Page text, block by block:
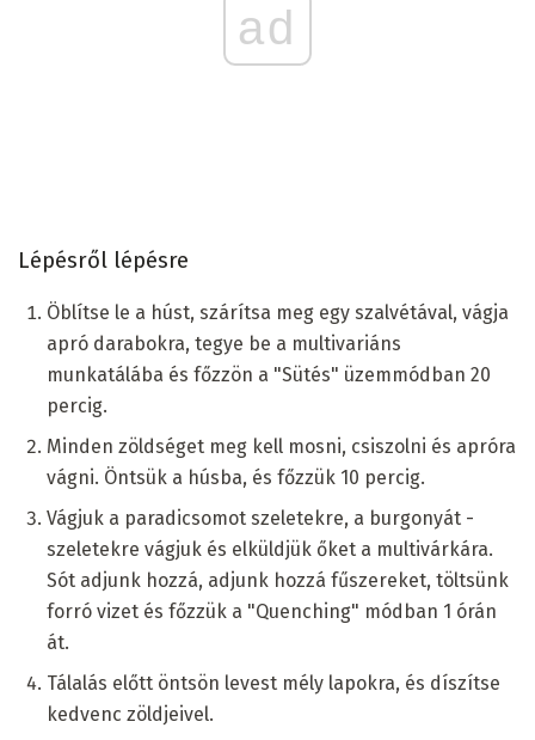
ad
Lépésről lépésre
Öblítse le a húst, szárítsa meg egy szalvétával, vágja
apró darabokra, tegye be a multivariáns
munkatálába és főzzön a "Sütés" üzemmódban 20
percig.
Minden zöldséget meg kell mosni, csiszolni és apróra
vágni. Öntsük a húsba, és főzzük 10 percig.
Vágjuk a paradicsomot szeletekre, a burgonyát -
szeletekre vágjuk és elküldjük őket a multivárkára.
Sót adjunk hozzá, adjunk hozzá fűszereket, töltsünk
forró vizet és főzzük a "Quenching" módban 1 órán
át.
Tálalás előtt öntsön levest mély lapokra, és díszítse
kedvenc zöldjeivel.